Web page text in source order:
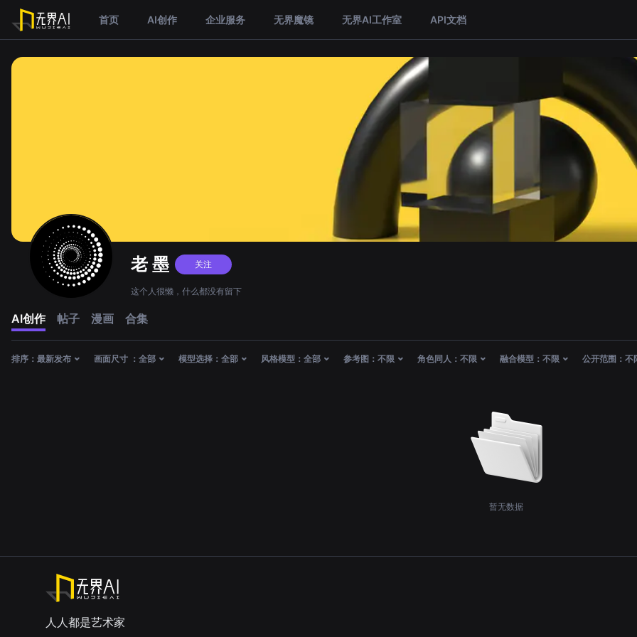
首页 AI创作 企业服务 无界魔镜 无界AI工作室 API文档
老 墨 关注
这个人很懒，什么都没有留下
AI创作 帖子 漫画 合集
排序： 最新发布 画面尺寸 ： 全部 模型选择： 全部 风格模型： 全部 参考图： 不限 角色同人： 不限 融合模型： 不限 公开范围： 不
暂无数据
人人都是艺术家